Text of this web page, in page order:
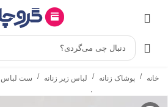
دنبال چی می‌گردی؟
خانه / پوشاک زنانه / لباس زیر زنانه / ست لباس
ست شورت و سوتین / ست شورت و سوتین